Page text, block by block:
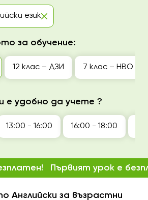
Английски за възрастни
Първият урок е
език
за обучение:
12 клас – ДЗИ 7 клас – НВО
е удобно да учете ?
13:00 - 16:00 16:00 - 18:00